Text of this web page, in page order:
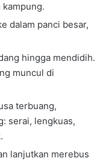
dalam panci besar,
hingga mendidih.
muncul di
terbuang,
serai, lengkuas,
lanjutkan merebus